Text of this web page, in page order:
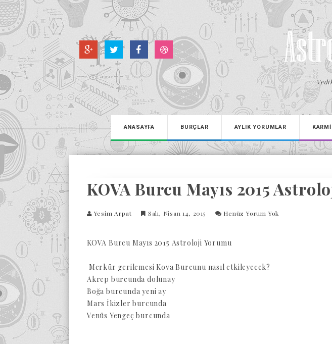
ANASAYFA BURÇLAR AYLIK YORUMLAR
KOVA Burcu Mayıs 2015
Yesim Arpat Salı, Nisan 14, 2015 Henüz Yorum Yok
KOVA Burcu Mayıs 2015 Astroloji Yorumu
Merkür gerilemesi Kova Burcunu nasıl etkileyecek?
Akrep burcunda dolunay
Boğa burcunda yeni ay
Mars İkizler burcunda
Venüs Yengeç burcunda